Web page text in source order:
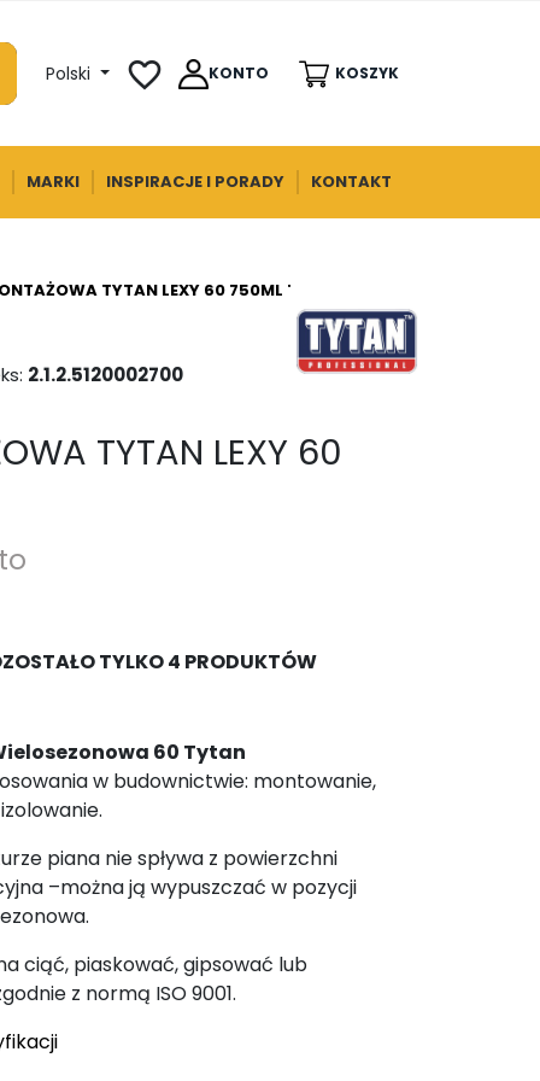
Polski favorite_border KONTO KOSZYK
MARKI INSPIRACJE I PORADY KONTAKT
TYTAN LEXY 60 750ML TYTAN
2.1.2.5120002700
TYTAN LEXY 60
TYLKO 4 PRODUKTÓW
60 Tytan
w budownictwie: montowanie,
piana nie spływa z powierzchni
–można ją wypuszczać w pozycji
ciąć, piaskować, gipsować lub
z normą ISO 9001.